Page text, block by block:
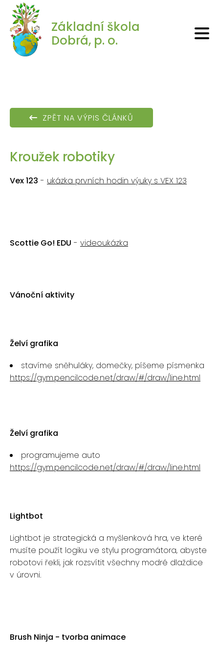
Základní škola
Dobrá, p. o.
ZPĚT NA VÝPIS ČLÁNKŮ
Kroužek robotiky
Vex 123 - ukázka prvních hodin výuky s VEX 123
Scottie Go! EDU - videoukázka
Vánoční aktivity
Želví grafika
stavíme sněhuláky, domečky, píšeme písmenka
https://gym.pencilcode.net/draw/#/draw/line.html
Želví grafika
programujeme auto
https://gym.pencilcode.net/draw/#/draw/line.html
Lightbot
Lightbot je strategická a myšlenková hra, ve které
musíte použít logiku ve stylu programátora, abyste
robotovi řekli, jak rozsvítit všechny modré dlaždice
v úrovni.
Brush Ninja - tvorba animace